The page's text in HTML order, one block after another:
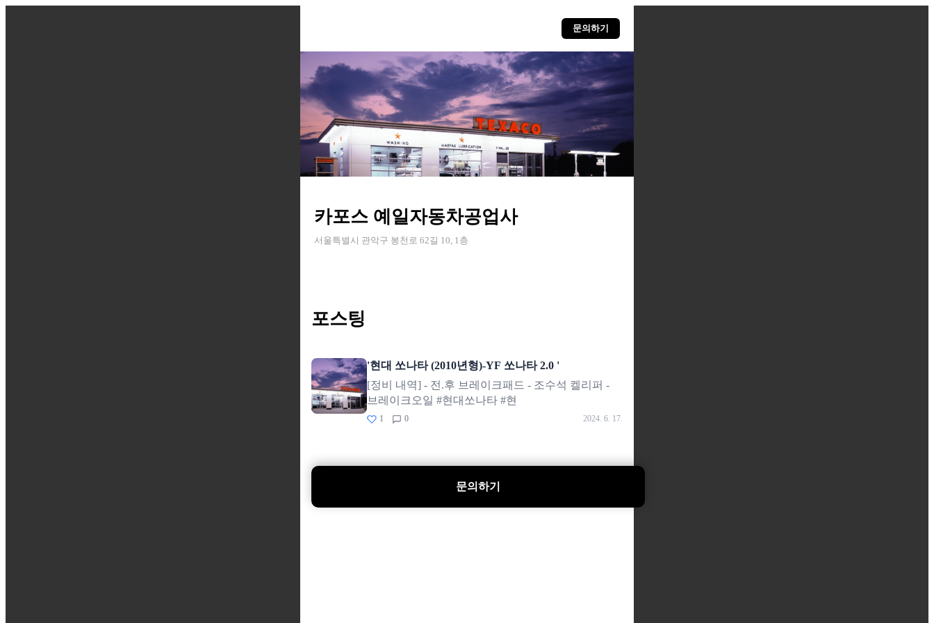
문의하기
카포스 예일자동차공업사
서울특별시 관악구 봉천로 62길 10, 1층
포스팅
'현대 쏘나타 (2010년형)-YF 쏘나타 2.0 '
[정비 내역] - 전.후 브레이크패드 - 조수석 켈리퍼 -
브레이크오일 #현대쏘나타 #현
1 0 2024. 6. 17.
문의하기